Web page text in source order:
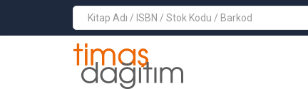
>